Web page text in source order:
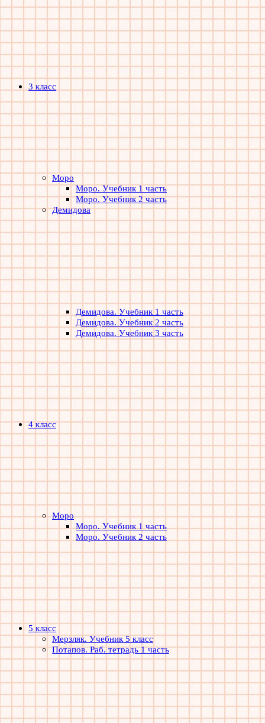
3 класс
Моро
Моро. Учебник 1 часть
Моро. Учебник 2 часть
Демидова
Демидова. Учебник 1 часть
Демидова. Учебник 2 часть
Демидова. Учебник 3 часть
4 класс
Моро
Моро. Учебник 1 часть
Моро. Учебник 2 часть
5 класс
Мерзляк. Учебник 5 класс
Потапов. Раб. тетрадь 1 часть